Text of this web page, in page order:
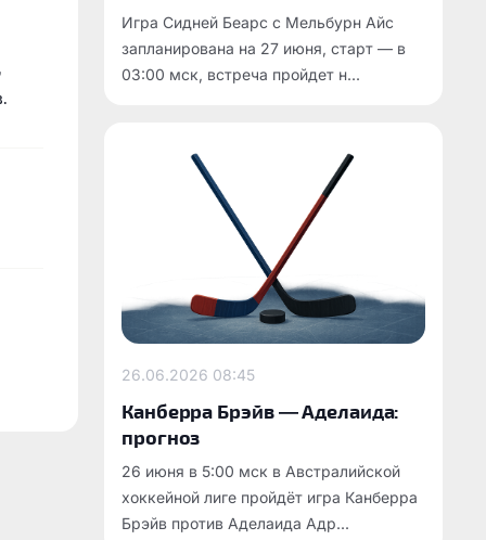
Игра Сидней Беарс с Мельбурн Айс
запланирована на 27 июня, старт — в
03:00 мск, встреча пройдет н...
26.06.2026 08:45
Канберра Брэйв — Аделаида:
прогноз
26 июня в 5:00 мск в Австралийской
хоккейной лиге пройдёт игра Канберра
Брэйв против Аделаида Адр...